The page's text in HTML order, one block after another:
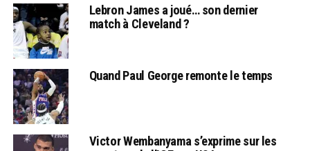
Lebron James a joué… son dernier
match à Cleveland ?
Quand Paul George remonte le temps
Victor Wembanyama s’exprime sur les